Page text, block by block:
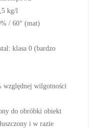
kg/l
/ 60° (mat)
klasa 0 (bardzo
względnej wilgotności
do obróbki obiekt
i w razie